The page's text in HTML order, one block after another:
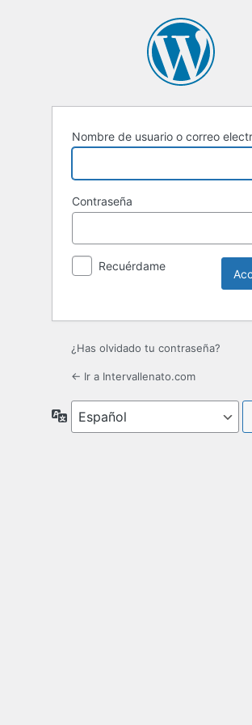
Nombre de usuario o correo
Contraseña
Recuérdame
¿Has olvidado tu contraseña?
← Ir a Intervallenato.com
Idioma